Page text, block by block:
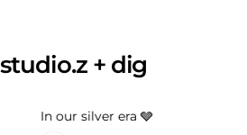
studio.z + dig
In our silver era 🩶